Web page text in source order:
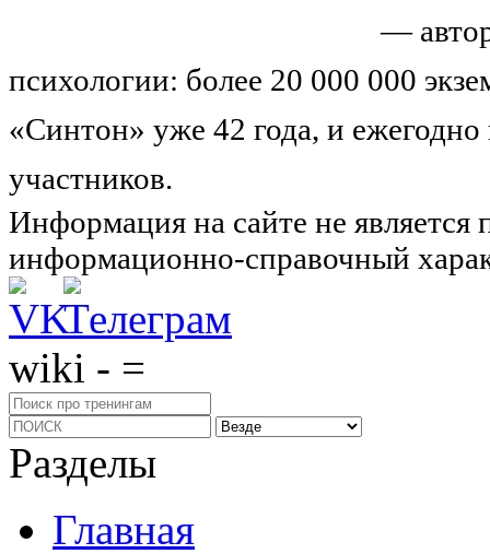
—
психологии: более 20 000 000
«Синтон» уже 42 года, и
участников.
Информация на сайте не
информационно-справочный
wiki - =
Разделы
Главная